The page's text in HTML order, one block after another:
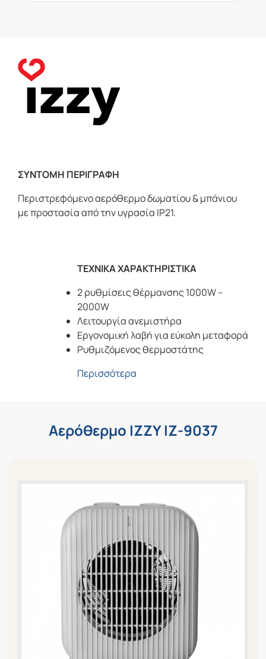
ΣΥΝΤΟΜΗ ΠΕΡΙΓΡΑΦΗ
Περιστρεφόμενο αερόθερμο δωματίου & μπάνιου
με προστασία από την υγρασία IP21.
ΤΕΧΝΙΚΑ ΧΑΡΑΚΤΗΡΙΣΤΙΚΑ
2 ρυθμίσεις θέρμανσης 1000W –
2000W
Λειτουργία ανεμιστήρα
Εργονομική λαβή για εύκολη μεταφορά
Ρυθμιζόμενος θερμοστάτης
Περισσότερα
Αερόθερμο IZZY IZ-9037